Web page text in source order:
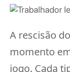
A rescisão
momento
jogo. Cada